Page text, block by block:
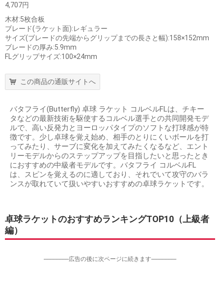
4,707円
木材:5枚合板
ブレード(ラケット面):レギュラー
サイズ(ブレードの先端からグリップまでの長さと幅):158×152mm
ブレードの厚み:5.9mm
FLグリップサイズ:100×24mm
この商品の通販サイトへ
バタフライ(Butterfly) 卓球 ラケット コルベルFLは、チキー
タなどの最新技術を駆使するコルベル選手との共同開発モデ
ルで、高い反発力とヨーロッパタイプのソフトな打球感が特
徴です。少し卓球を覚え始め、相手のとりにくいボールを打
ってみたり、サーブに変化を加えてみたくなるなど、エント
リーモデルからのステップアップを目指したいと思ったとき
におすすめの中級者モデルです。バタフライ コルベルFL
は、スピンを覚えるのに適しており、それでいて攻守のバラ
ンスが取れていて扱いやすいおすすめの卓球ラケットです。
卓球ラケットのおすすめランキングTOP10（上級者
編）
-----------------広告の後に次ページに続きます-----------------